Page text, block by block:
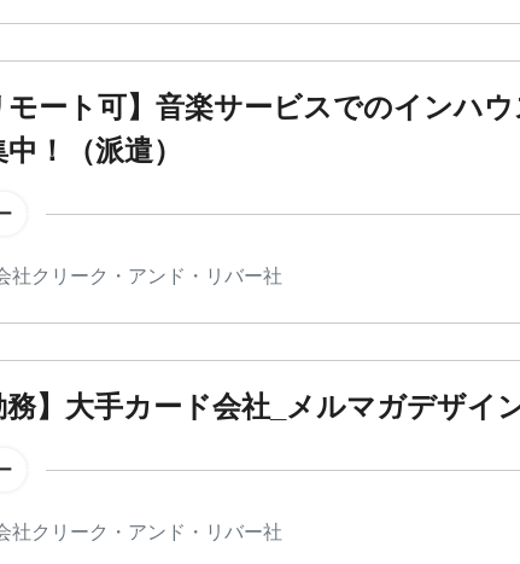
モート可】音楽サービスでのインハ
！（派遣）
社クリーク・アンド・リバー社
務】大手カード会社_メルマガデザイ
社クリーク・アンド・リバー社